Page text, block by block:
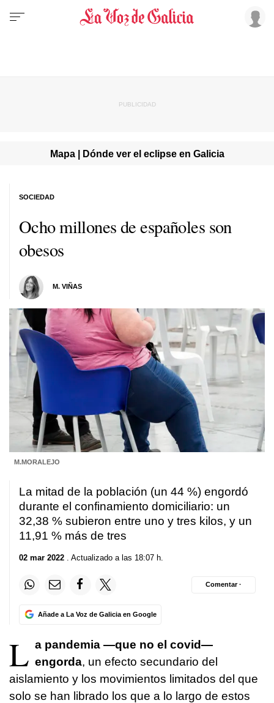
Mapa | Dónde ver el eclipse en Galicia
Ocho millones de españoles son
obesos
M. VIÑAS
SOCIEDAD
M.MORALEJO
La mitad de la población (un 44 %) engordó
durante el confinamiento domiciliario: un
32,38 % subieron entre uno y tres kilos, y un
11,91 % más de tres
02 mar 2022 . Actualizado a las 18:07 h.
Añade a La Voz de Galicia en Google
Comentar ·
L a pandemia —que no el covid—
engorda, un efecto secundario del
aislamiento y los movimientos limitados del que
solo se han librado los que a lo largo de estos